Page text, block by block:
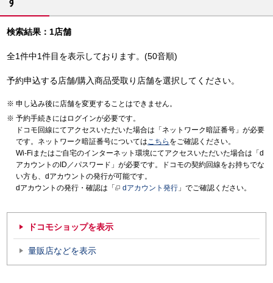
検索結果：1店舗
全1件中1件目を表示しております。(50音順)
予約申込する店舗/購入商品受取り店舗を選択してください。
申し込み後に店舗を変更することはできません。
予約手続きにはログインが必要です。
ドコモ回線にてアクセスいただいた場合は「ネットワーク暗証番号」が必要
です。ネットワーク暗証番号についてはこちら をご確認ください。
Wi-Fiまたはご自宅のインターネット環境にてアクセスいただいた場合は「d
アカウントのID／パスワード」が必要です。ドコモの契約回線をお持ちでな
い方も、dアカウントの発行が可能です。
dアカウントの発行・確認は「
dアカウント発行 」でご確認ください。
ドコモショップを表示
量販店などを表示